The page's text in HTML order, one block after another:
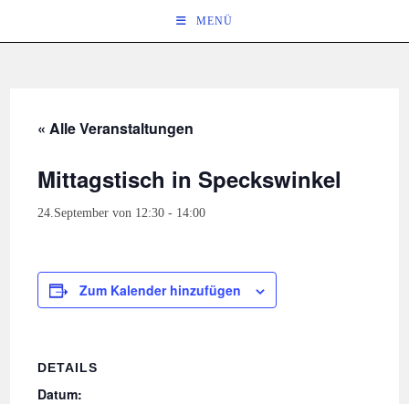
MENÜ
« Alle Veranstaltungen
Mittagstisch in Speckswinkel
24.September von 12:30 - 14:00
Zum Kalender hinzufügen
DETAILS
Datum: